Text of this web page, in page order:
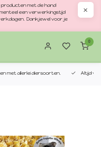
producten met de hand
een verwerkingstijd
Dankjewel voor je
0
met allerlei diersoorten. Altijd